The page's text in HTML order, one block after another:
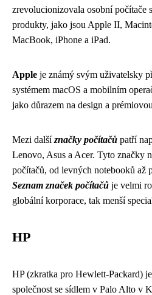
zrevolucionizovala osobní počítače
produkty, jako jsou Apple II,
MacBook, iPhone a iPad.
Apple je známý svým uživatelsky
systémem macOS a mobilním
jako důrazem na design a
Mezi dalšíznačky počítačů patří
Lenovo, Asus a Acer. Tyto značky
počítačů, od levných notebooků až
Seznam značek počítačů je velmi
globální korporace, tak menší
HP
HP (zkratka pro Hewlett-Packard)
společnost se sídlem v Palo Alto v